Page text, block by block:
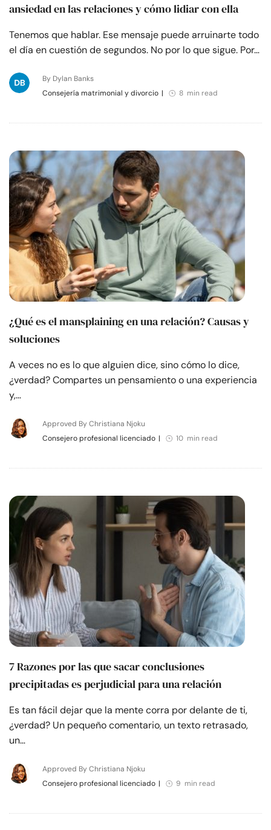
ansiedad en las relaciones y cómo lidiar con ella
Tenemos que hablar. Ese mensaje puede arruinarte todo
el día en cuestión de segundos. No por lo que sigue. Por…
By Dylan Banks
Consejería matrimonial y divorcio | 8 min read
¿Qué es el mansplaining en una relación? Causas y
soluciones
A veces no es lo que alguien dice, sino cómo lo dice,
¿verdad? Compartes un pensamiento o una experiencia
y,…
Approved By Christiana Njoku
Consejero profesional licenciado | 10 min read
7 Razones por las que sacar conclusiones
precipitadas es perjudicial para una relación
Es tan fácil dejar que la mente corra por delante de ti,
¿verdad? Un pequeño comentario, un texto retrasado,
un…
Approved By Christiana Njoku
Consejero profesional licenciado | 9 min read